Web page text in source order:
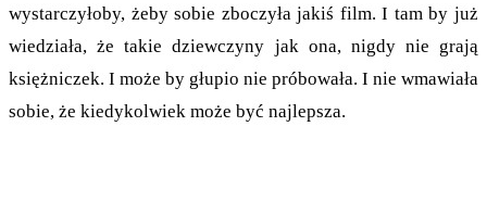
wystarczyłoby, żeby sobie zboczyła jakiś film. I tam by już
wiedziała, że takie dziewczyny jak ona, nigdy nie grają
księżniczek. I może by głupio nie próbowała. I nie wmawiała
sobie, że kiedykolwiek może być najlepsza.